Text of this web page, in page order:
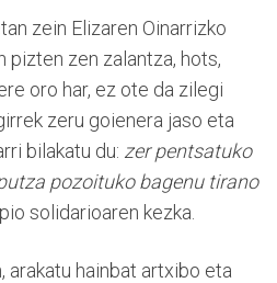
zein Elizaren Oinarrizko
pizten zen zalantza, hots,
oro har, ez ote da zilegi
zeru goienera jaso eta
bilakatu du:  zer pentsatuko
pozoituko bagenu tirano
solidarioaren kezka.
arakatu hainbat artxibo eta